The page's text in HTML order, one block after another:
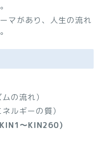
マがあり、人生の流れ
ムの流れ）
ネルギーの質）
～KIN260）